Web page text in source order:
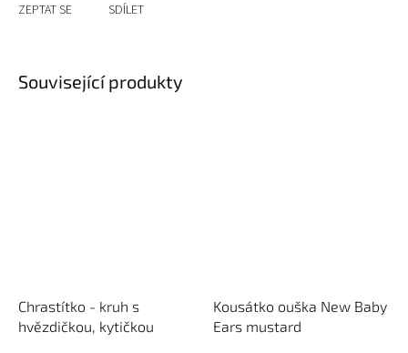
ZEPTAT SE SDÍLET
Související produkty
Chrastítko - kruh s
hvězdičkou, kytičkou
Kousátko ouška New Baby
Ears mustard